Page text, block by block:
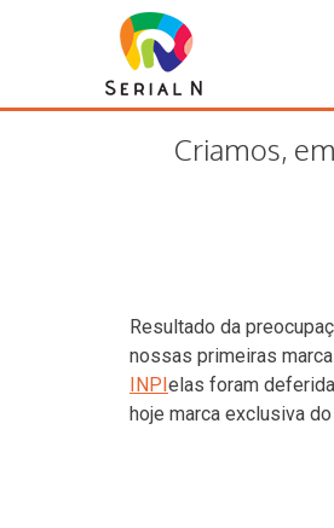
Imprensa
Criamos,
Resultado da
nossas primeiras
INPIelas foram
hoje marca exclusiva